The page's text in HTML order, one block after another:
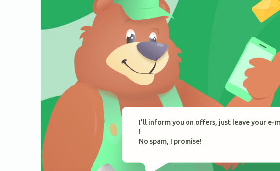
I’ll inform you on offers, just leave your e-
!
No spam, I promise!